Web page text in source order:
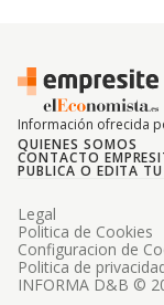
Información ofrecida
QUIENES SOMOS
CONTACTO
PUBLICA O EDITA TU
INFORMA D&B ©
Legal
Politica de Cookies
Configuracion de
Politica de